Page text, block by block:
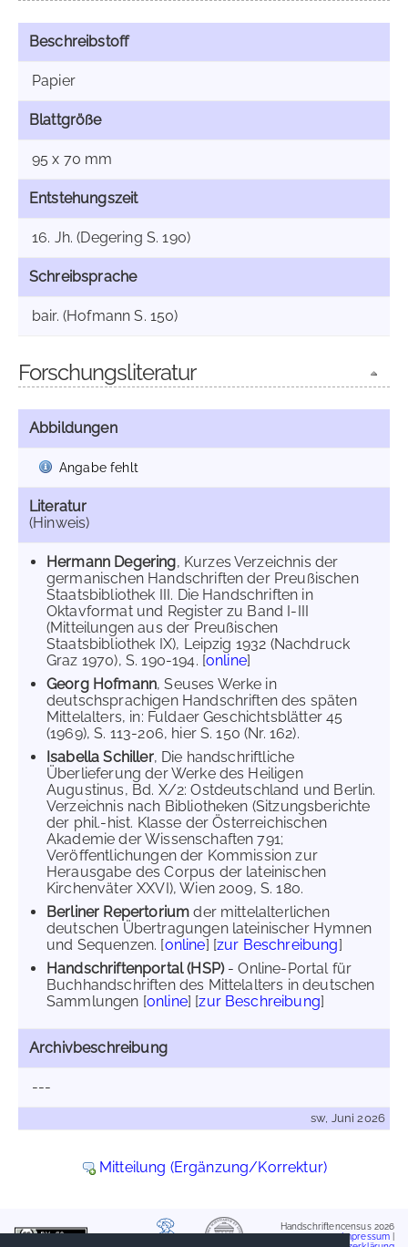
Beschreibstoff
Papier
Blattgröße
95 x 70 mm
Entstehungszeit
16. Jh. (Degering S. 190)
Schreibsprache
bair. (Hofmann S. 150)
Forschungsliteratur
Abbildungen
Angabe fehlt
Literatur
(Hinweis)
Hermann Degering, Kurzes Verzeichnis der
germanischen Handschriften der Preußischen
Staatsbibliothek III. Die Handschriften in
Oktavformat und Register zu Band I-III
(Mitteilungen aus der Preußischen
Staatsbibliothek IX), Leipzig 1932 (Nachdruck
Graz 1970), S. 190-194. [online]
Georg Hofmann, Seuses Werke in
deutschsprachigen Handschriften des späten
Mittelalters, in: Fuldaer Geschichtsblätter 45
(1969), S. 113-206, hier S. 150 (Nr. 162).
Isabella Schiller, Die handschriftliche
Überlieferung der Werke des Heiligen
Augustinus, Bd. X/2: Ostdeutschland und Berlin.
Verzeichnis nach Bibliotheken (Sitzungsberichte
der phil.-hist. Klasse der Österreichischen
Akademie der Wissenschaften 791;
Veröffentlichungen der Kommission zur
Herausgabe des Corpus der lateinischen
Kirchenväter XXVI), Wien 2009, S. 180.
Berliner Repertorium der mittelalterlichen
deutschen Übertragungen lateinischer Hymnen
und Sequenzen. [online] [zur Beschreibung]
Handschriftenportal (HSP)- Online-Portal für
Buchhandschriften des Mittelalters in deutschen
Sammlungen [online] [zur Beschreibung]
Archivbeschreibung
---
sw, Juni 2026
Mitteilung (Ergänzung/Korrektur)
Handschriftencensus 2026
Impressum